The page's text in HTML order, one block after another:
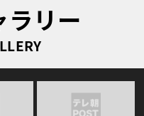
ラリー